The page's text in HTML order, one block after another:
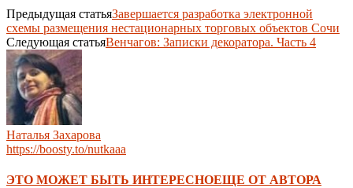
Предыдущая статьяЗавершается разработка электронной
схемы размещения нестационарных торговых объектов Сочи
Следующая статьяВенчагов: Записки декоратора. Часть 4
Наталья Захарова
https://boosty.to/nutkaaa
ЭТО МОЖЕТ БЫТЬ ИНТЕРЕСНОЕЩЕ ОТ АВТОРА